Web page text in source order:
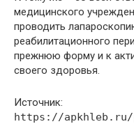
медицинского
проводить
реабилитационного
прежнюю форму и к
своего здоровья.
Источник:
https://apkhleb.ru/